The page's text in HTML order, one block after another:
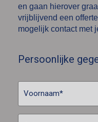
en gaan hierover
vrijblijvend een
mogelijk contact met
Persoonlijke